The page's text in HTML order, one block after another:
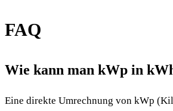
FAQ
Wie kann man kWp in
Eine direkte Umrechnung von kWp